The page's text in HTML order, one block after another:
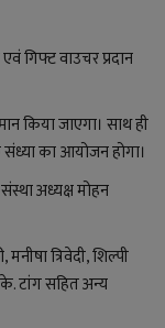
गिफ्ट वाउचर प्रदान
किया जाएगा। साथ ही
का आयोजन होगा।
अध्यक्ष मोहन
त्रिवेदी, शिल्पी
टांग सहित अन्य